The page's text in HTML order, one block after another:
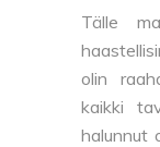
Tälle
olin
kaikki
halunnut